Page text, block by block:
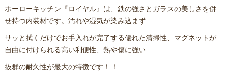
ホーローキッチン『ロイヤル』は、鉄の強さとガラスの美しさを併
せ持つ内装材です。汚れや湿気が染み込まず
サッと拭くだけでお手入れが完了する優れた清掃性、マグネットが
自由に付けられる高い利便性、熱や傷に強い
抜群の耐久性が最大の特徴です！！